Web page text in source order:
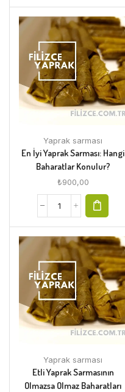
Yaprak sarması
En İyi Yaprak Sarması: Hangi
Baharatlar Konulur?
₺900,00
Yaprak sarması
Etli Yaprak Sarmasının
Olmazsa Olmaz Baharatları